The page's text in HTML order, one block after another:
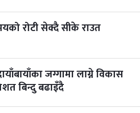
रोटी सेक्दै सीके राउत
जग्गामा लाग्ने विकास
बिन्दु बढाइँदै